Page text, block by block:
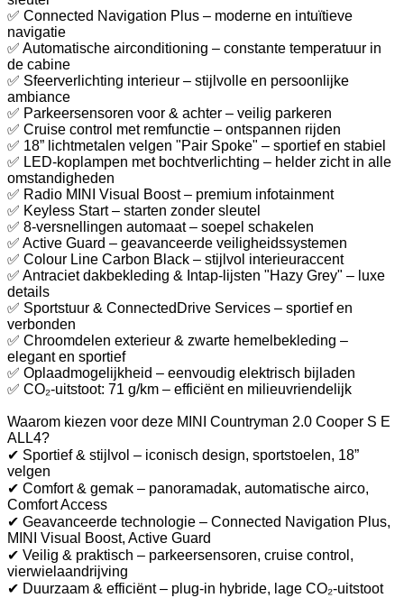
✅ Connected Navigation Plus – moderne en intuïtieve
navigatie
✅ Automatische airconditioning – constante temperatuur in
de cabine
✅ Sfeerverlichting interieur – stijlvolle en persoonlijke
ambiance
✅ Parkeersensoren voor & achter – veilig parkeren
✅ Cruise control met remfunctie – ontspannen rijden
✅ 18” lichtmetalen velgen "Pair Spoke" – sportief en stabiel
✅ LED-koplampen met bochtverlichting – helder zicht in alle
omstandigheden
✅ Radio MINI Visual Boost – premium infotainment
✅ Keyless Start – starten zonder sleutel
✅ 8-versnellingen automaat – soepel schakelen
✅ Active Guard – geavanceerde veiligheidssystemen
✅ Colour Line Carbon Black – stijlvol interieuraccent
✅ Antraciet dakbekleding & Intap-lijsten "Hazy Grey" – luxe
details
✅ Sportstuur & ConnectedDrive Services – sportief en
verbonden
✅ Chroomdelen exterieur & zwarte hemelbekleding –
elegant en sportief
✅ Oplaadmogelijkheid – eenvoudig elektrisch bijladen
✅ CO₂-uitstoot: 71 g/km – efficiënt en milieuvriendelijk
Waarom kiezen voor deze MINI Countryman 2.0 Cooper S E
ALL4?
✔ Sportief & stijlvol – iconisch design, sportstoelen, 18”
velgen
✔ Comfort & gemak – panoramadak, automatische airco,
Comfort Access
✔ Geavanceerde technologie – Connected Navigation Plus,
MINI Visual Boost, Active Guard
✔ Veilig & praktisch – parkeersensoren, cruise control,
vierwielaandrijving
✔ Duurzaam & efficiënt – plug-in hybride, lage CO₂-uitstoot